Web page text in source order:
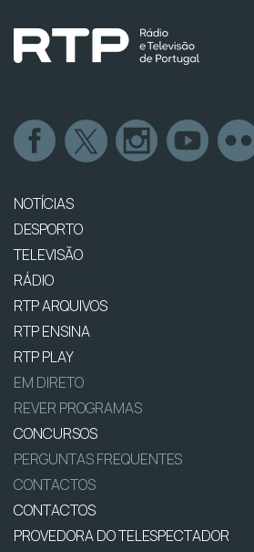
NOTÍCIAS
DESPORTO
TELEVISÃO
RÁDIO
RTP ARQUIVOS
RTP ENSINA
RTP PLAY
EM DIRETO
REVER PROGRAMAS
CONCURSOS
PERGUNTAS FREQUENTES
CONTACTOS
CONTACTOS
PROVEDORA DO TELESPECTADOR